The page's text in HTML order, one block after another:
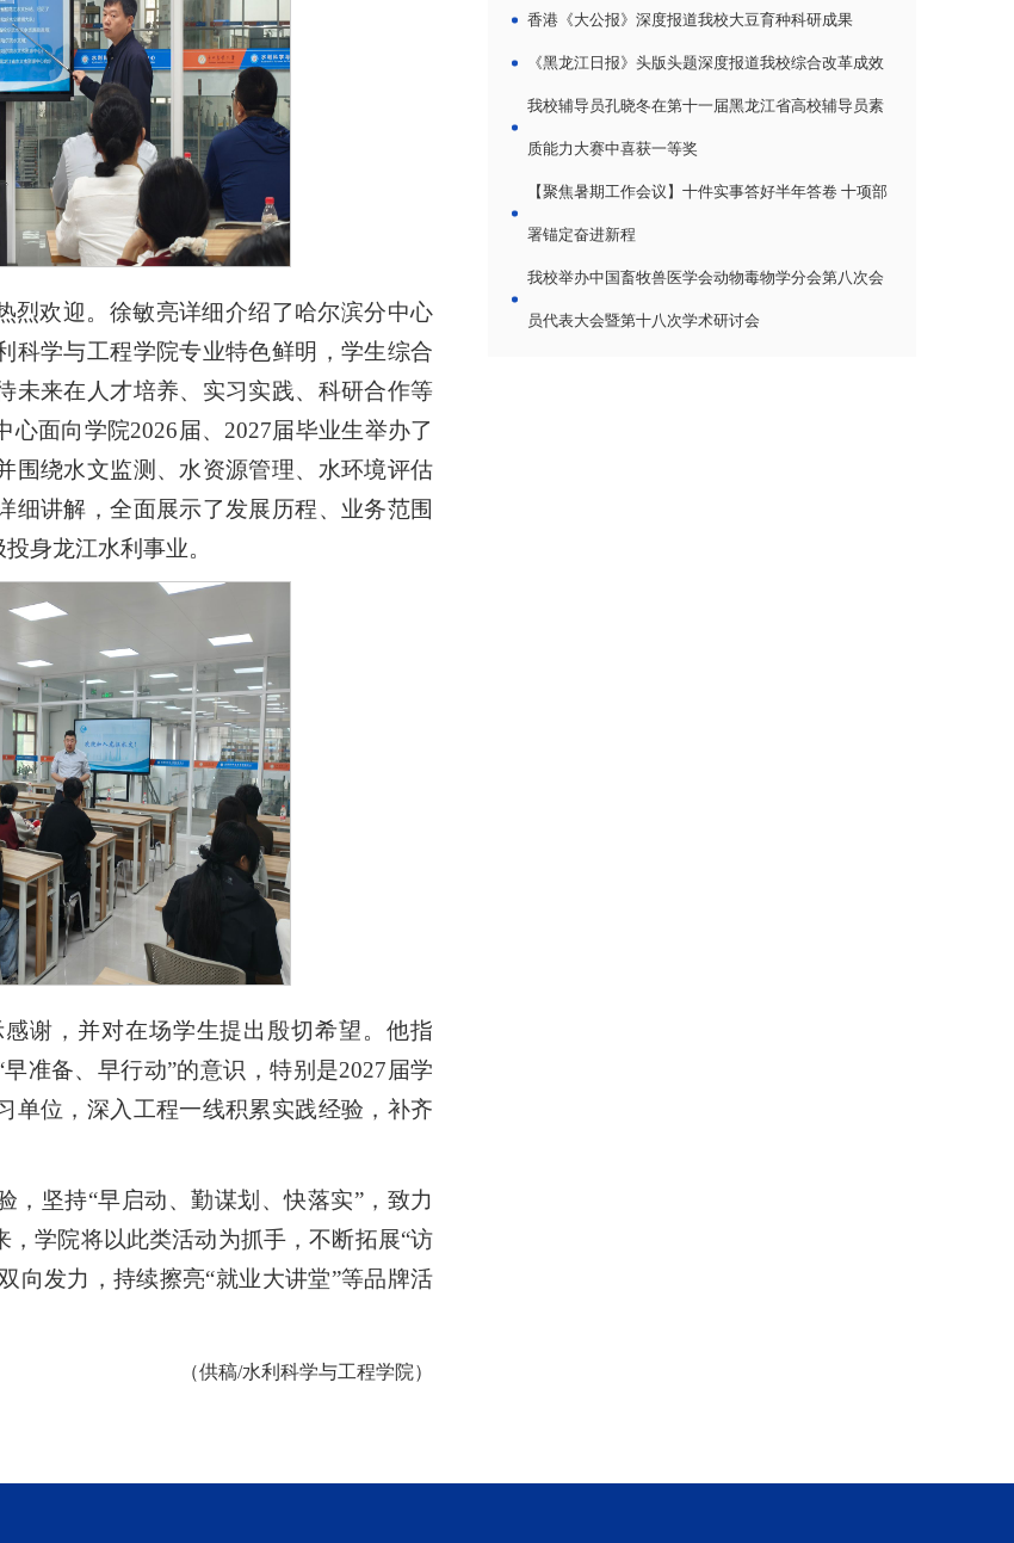
烈欢迎。徐敏亮详细介绍了哈尔滨分中心
科学与工程学院专业特色鲜明，学生综合
未来在人才培养、实习实践、科研合作等
面向学院2026届、2027届毕业生举办了
围绕水文监测、水资源管理、水环境评估
细讲解，全面展示了发展历程、业务范围
身龙江水利事业。
谢，并对在场学生提出殷切希望。他指
准备、早行动”的意识，特别是2027届学
单位，深入工程一线积累实践经验，补齐
坚持“早启动、勤谋划、快落实”，致力
学院将以此类活动为抓手，不断拓展“访
向发力，持续擦亮“就业大讲堂”等品牌活
（供稿/水利科学与工程学院）
香港《大公报》深度报道我校大豆育种科研成果
《黑龙江日报》头版头题深度报道我校综合改革成效
我校辅导员孔晓冬在第十一届黑龙江省高校辅导员素
质能力大赛中喜获一等奖
【聚焦暑期工作会议】十件实事答好半年答卷 十项部
署锚定奋进新程
我校举办中国畜牧兽医学会动物毒物学分会第八次会
员代表大会暨第十八次学术研讨会